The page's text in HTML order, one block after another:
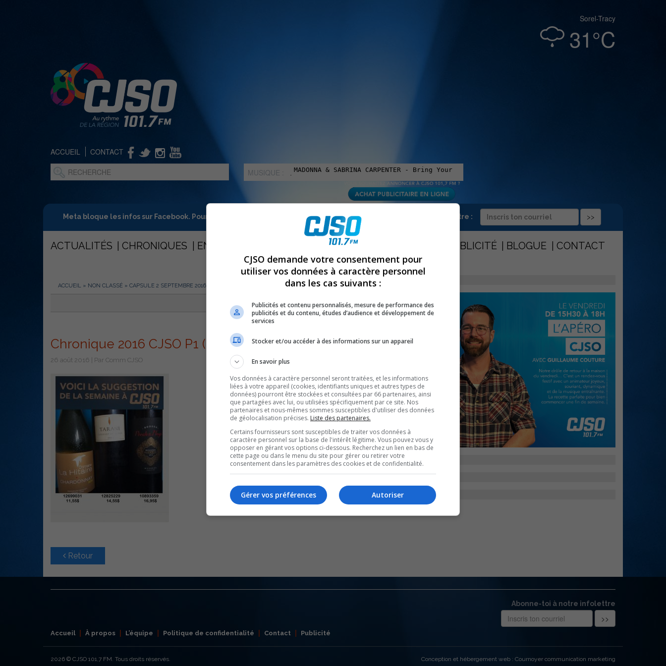
Sorel-Tracy
31°C
ACCUEIL CONTACT
MUSIQUE :
Meta bloque les infos sur Facebook. Pour ne rien manquer à Sorel-Tracy et la région, abonne-toi à notre infolettre :
ACTUALITÉS CHRONIQUES ENTREVUES ÉMISSIONS PUBLICITÉ BLOGUE CONTACT
ACCUEIL » NON CLASSÉ » CAPSULE 2 SEPTEMBRE 2016 CHRONIQUE 2016 CJSO P1 (002)
PARTAGEZ
Chronique 2016 CJSO P1 (002)
26 août 2016 | Par Comm CJSO
Retour
Abonne-toi à notre infolettre
Accueil À propos L’équipe Politique de confidentialité Contact Publicité
2026 © CJSO 101,7 FM. Tous droits réservés. Conception et hébergement web : Cournoyer communication marketing
CJSO demande votre consentement pour
utiliser vos données à caractère personnel
dans les cas suivants :
Publicités et contenu personnalisés, mesure de performance des
publicités et du contenu, études d’audience et développement de
services
Stocker et/ou accéder à des informations sur un appareil
En savoir plus
Vos données à caractère personnel seront traitées, et les informations
liées à votre appareil (cookies, identifiants uniques et autres types de
données) pourront être stockées et consultées par 66 partenaires, ainsi
que partagées avec lui, ou utilisées spécifiquement par ce site. Nos
partenaires et nous-mêmes sommes susceptibles d'utiliser des données
de géolocalisation précises. Liste des partenaires.
Certains fournisseurs sont susceptibles de traiter vos données à
caractère personnel sur la base de l'intérêt légitime. Vous pouvez vous y
opposer en gérant vos options ci-dessous. Recherchez un lien en bas de
cette page ou dans le menu du site pour gérer ou retirer votre
consentement dans les paramètres des cookies et de confidentialité.
Autoriser
Gérer vos préférences